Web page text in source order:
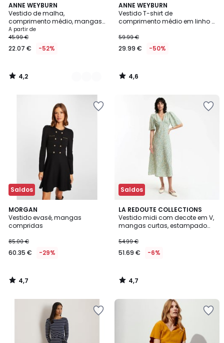
ANNE WEYBURN
Vestido de malha,
comprimento médio, mangas
curtas
A partir de
45.99 €
22.07 € -52%
4,2
/ 5
2
Cores
4,2
/
ANNE WEYBURN
Vestido T-shirt de
comprimento médio em linho e
59.99 €
29.99 € -50%
4,6
/ 5
4,6
/
Saldos
MORGAN
Vestido evasé, mangas
compridas
85.00 €
60.35 € -29%
4,7
/ 5
4,7
/
Saldos
LA REDOUTE COLLECTIONS
Vestido midi com decote em V,
mangas curtas, estampado
54.99 €
51.69 € -6%
4,7
/ 5
4,7
/